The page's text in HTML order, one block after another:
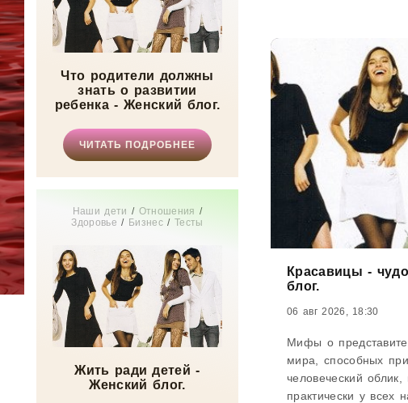
Что родители должны
знать о развитии
ребенка - Женский блог.
ЧИТАТЬ ПОДРОБНЕЕ
Наши дети / Отношения /
Здоровье / Бизнес/ Тесты
Мир женщины
Жить ради детей -
Женский блог.
Красавицы -
блог.
06 авг 2026, 18:30
Мифы о
мира, способных
человеческий облик,
практически у всех